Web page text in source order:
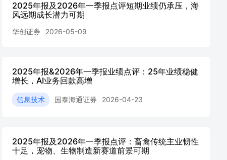
2025年报及2026年一季报点评短期业绩仍承压，海
风远期成长潜力可期
华创证券 2026-05-09
2025年报&2026年一季报业绩点评：25年业绩稳健
增长，AI业务回款高增
信息技术 国泰海通证券 2026-04-23
2025年报及2026年一季报点评：畜禽传统主业韧性
十足，宠物、生物制造新赛道前景可期